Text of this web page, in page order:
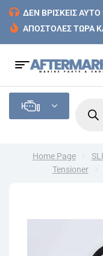
ΔΕΝ ΒΡΙΣΚΕΙΣ ΑΥΤΟ
ΑΠΟΣΤΟΛΕΣ ΤΩΡΑ
Home Page
Tensioner